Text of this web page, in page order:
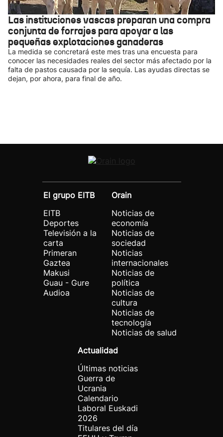
Las instituciones vascas preparan una compra
conjunta de forrajes para apoyar a las
pequeñas explotaciones ganaderas
La medida se concretará este mes tras una encuesta para
conocer las necesidades reales del sector más afectado por la
falta de pastos causada por la sequía. Las ayudas directas se
dejan, por ahora, para final de año.
El grupo EITB
EITB
Deportes
Televisión a la
carta
Primeran
Gaztea
Makusi
Guau - Gure
Audioa
Orain
Noticias de
economía
Noticias de
sociedad
Noticias
internacionales
Noticias de
política
Noticias de
cultura
Noticias de
tecnología
Noticias de salud
Actualidad
Últimas noticias
Guerra de
Ucrania
Calendario
Laboral Euskadi
2026
Titulares del día